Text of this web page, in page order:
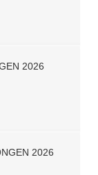
2026
2026